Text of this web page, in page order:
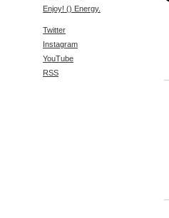
Enjoy! () Energy.
Twitter
Instagram
YouTube
RSS